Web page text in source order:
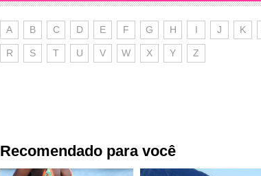
A B C D E F G H I J K
R S T U V W X Y Z
Recomendado para você